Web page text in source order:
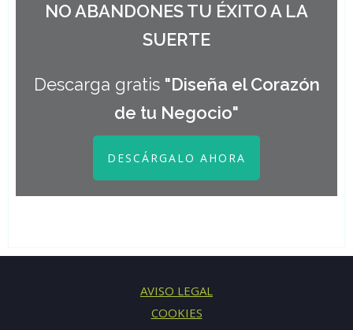
NO ABANDONES TU ÉXITO A LA
SUERTE
Descarga gratis "Diseña el Corazón
de tu Negocio"
DESCÁRGALO AHORA
AVISO LEGAL
COOKIES